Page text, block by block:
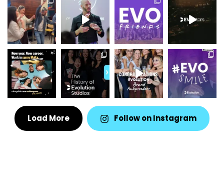
Load More Follow on Instagram